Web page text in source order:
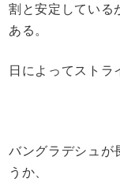
割と安定している
ある。
日によってストラ
バングラデシュが
うか、